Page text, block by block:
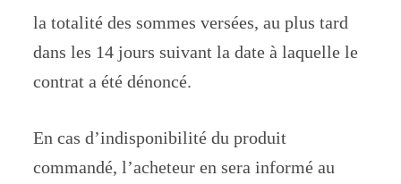
la totalité des sommes versées, au plus tard
dans les 14 jours suivant la date à laquelle le
contrat a été dénoncé.
En cas d’indisponibilité du produit
commandé, l’acheteur en sera informé au